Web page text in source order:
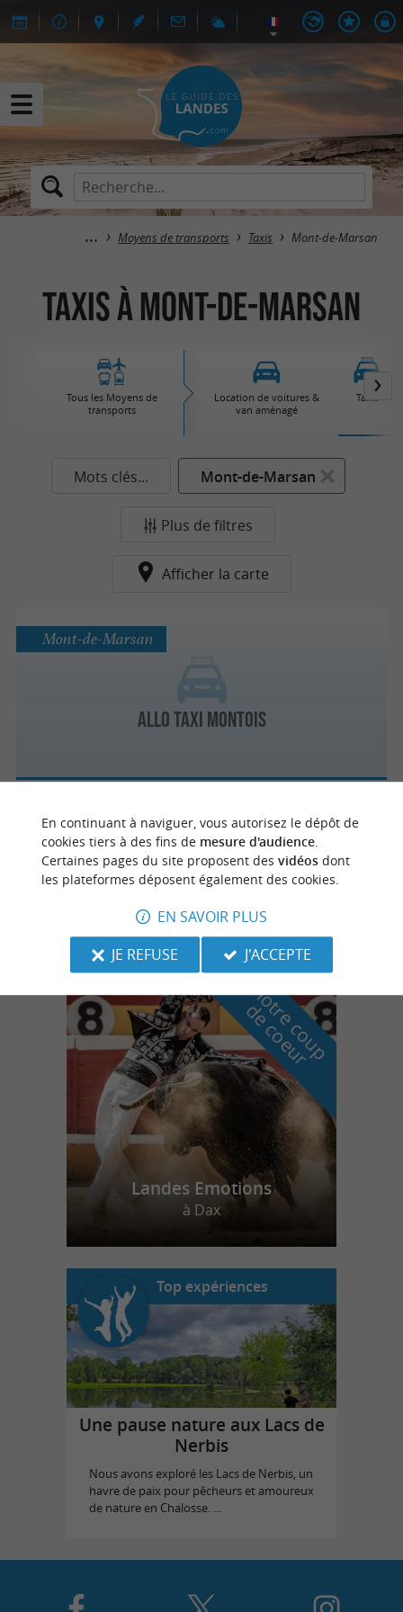
Moyens de transports Taxis Mont-de-Marsan
Taxis à Mont-de-Marsan
Tous les Moyens de
transports
Location de voitures &
van aménagé
Taxis
Mots clés... Mont-de-Marsan
Plus de filtres
Afficher la carte
Allo Taxi Montois
Mont-de-Marsan
Mont-de-Marsan
n
o
t
r
e
c
o
u
p
d
e
c
o
e
u
r
Landes Emotions
à Dax
Top expériences
Une pause nature aux Lacs de
Nerbis
Nous avons exploré les Lacs de Nerbis, un
havre de paix pour pêcheurs et amoureux
de nature en Chalosse. ...
En continuant à naviguer, vous autorisez le dépôt de
cookies tiers à des fins de mesure d'audience.
Certaines pages du site proposent des vidéosdont
les plateformes déposent également des cookies.
EN SAVOIR PLUS
JE REFUSE
J'ACCEPTE